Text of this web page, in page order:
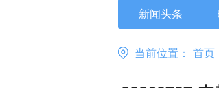
新闻头条
当前位置： 首页